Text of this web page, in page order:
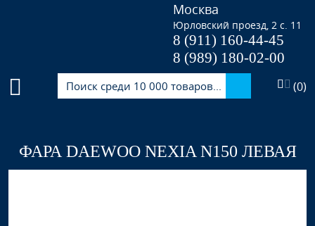
Москва
Юрловский проезд, 2 с. 11
8 (911) 160-44-45
8 (989) 180-02-00
(0)
ФАРА DAEWOO NEXIA N150 ЛЕВАЯ